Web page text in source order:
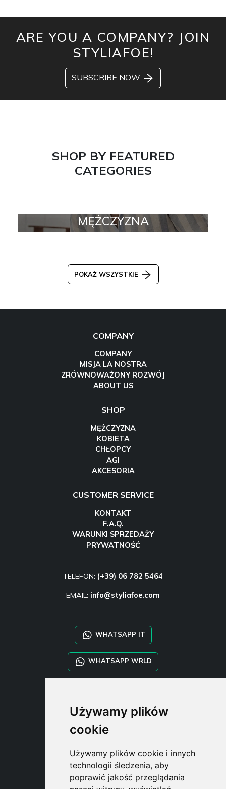
Używamy plików
cookie
Używamy plików cookie i innych
technologii śledzenia, aby
poprawić jakość przeglądania
ARE YOU A COMPANY? JOIN
STYLIAFOE!
SUBSCRIBE NOW
SHOP BY FEATURED
CATEGORIES
MĘŻCZYZNA
POKAŻ WSZYSTKIE
COMPANY
COMPANY
MISJA LA NOSTRA
ZRÓWNOWAŻONY ROZWÓJ
ABOUT US
SHOP
MĘŻCZYZNA
KOBIETA
CHŁOPCY
AGI
AKCESORIA
CUSTOMER SERVICE
KONTAKT
F.A.Q.
WARUNKI SPRZEDAŻY
PRYWATNOŚĆ
TELEFON: (+39) 06 782 5464
EMAIL: info@styliafoe.com
WHATSAPP IT
WHATSAPP WRLD
SHOP B2B
TAYLOR MADE ORDERS
DROPSHIPPING
USER
SUBSCRIBE
ZALOGUJ